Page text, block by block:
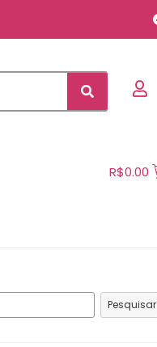
R$0.00
Pesquisar